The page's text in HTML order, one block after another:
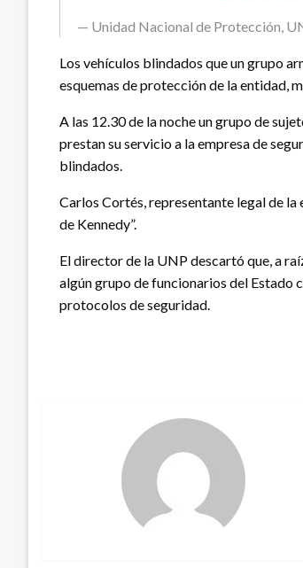
— Unidad Nacional de Protección,
Los vehículos blindados que un grupo
esquemas de protección de la entidad,
A las 12.30 de la noche un grupo de
prestan su servicio a la empresa de
blindados.
Carlos Cortés, representante legal de
de Kennedy”.
El director de la UNP descartó que, a
algún grupo de funcionarios del Estado
protocolos de seguridad.